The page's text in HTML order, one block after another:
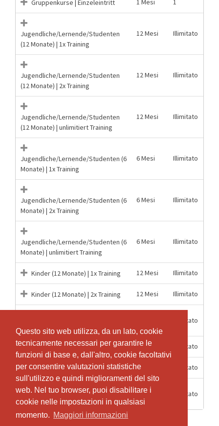
Questo sito web utilizza, da un lato, cookie
tecnicamente necessari per garantire le
funzioni di base e, dall'altro, cookie facoltativi
per consentire valutazioni statistiche
sull'utilizzo e quindi miglioramenti del sito
web. Nel tuo browser, puoi disabilitare i
cookie nelle impostazioni in qualsiasi
momento. Maggiori informazioni
Questo sito web utilizza, da un lato, cookie
tecnicamente necessari per garantire le
funzioni di base e, dall'altro, cookie facoltativi
per consentire valutazioni statistiche
sull'utilizzo e quindi miglioramenti del sito
web. Nel tuo browser, puoi disabilitare i
cookie nelle impostazioni in qualsiasi
momento. Maggiori informazioni
Gruppenkurse | Einzeleintritt 1 Mesi 1
Jugendliche/Lernende/Studenten
(12 Monate) | 1x Training
12 Mesi Illimitato
Jugendliche/Lernende/Studenten
(12 Monate) | 2x Training
12 Mesi Illimitato
Jugendliche/Lernende/Studenten
(12 Monate) | unlimitiert Training
12 Mesi Illimitato
Jugendliche/Lernende/Studenten (6
Monate) | 1x Training
6 Mesi Illimitato
Jugendliche/Lernende/Studenten (6
Monate) | 2x Training
6 Mesi Illimitato
Jugendliche/Lernende/Studenten (6
Monate) | unlimitiert Training
6 Mesi Illimitato
Kinder (12 Monate) | 1x Training 12 Mesi Illimitato
Kinder (12 Monate) | 2x Training 12 Mesi Illimitato
Illimitato
Kinder (6 Monate) | 1x Training 6 Mesi Illimitato
Kinder (6 Monate) | 2x Training 6 Mesi Illimitato
Kinder (6 Monate) | unlimitiert
Training
6 Mesi Illimitato